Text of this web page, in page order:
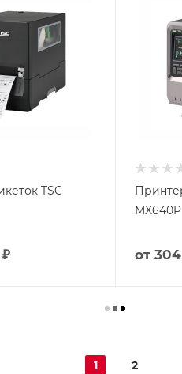
TSC
MX640P
от
1 2